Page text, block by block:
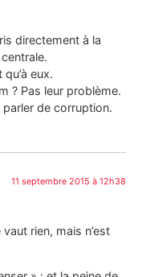
directement à la
eux.
? Pas leur problème.
parler de corruption.
11 septembre 2015 à 12h38
rien, mais n’est